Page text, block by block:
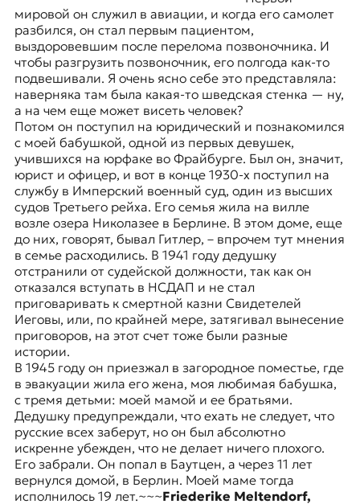
мировой он служил в авиации, и когда его самолет
разбился, он стал первым пациентом,
выздоровевшим после перелома позвоночника. И
чтобы разгрузить позвоночник, его полгода как-то
подвешивали. Я очень ясно себе это представляла:
наверняка там была какая-то шведская стенка — ну,
а на чем еще может висеть человек?
Потом он поступил на юридический и познакомился
с моей бабушкой, одной из первых девушек,
учившихся на юрфаке во Фрайбурге. Был он, значит,
юрист и офицер, и вот в конце 1930-х поступил на
службу в Имперский военный суд, один из высших
судов Третьего рейха. Его семья жила на вилле
возле озера Николазее в Берлине. В этом доме, еще
до них, говорят, бывал Гитлер, – впрочем тут мнения
в семье расходились. В 1941 году дедушку
отстранили от судейской должности, так как он
отказался вступать в НСДАП и не стал
приговаривать к смертной казни Свидетелей
Иеговы, или, по крайней мере, затягивал вынесение
приговоров, на этот счет тоже были разные
истории.
В 1945 году он приезжал в загородное поместье, где
в эвакуации жила его жена, моя любимая бабушка,
с тремя детьми: моей мамой и ее братьями.
Дедушку предупреждали, что ехать не следует, что
русские всех заберут, но он был абсолютно
искренне убежден, что не делает ничего плохого.
Его забрали. Он попал в Баутцен, а через 11 лет
вернулся домой, в Берлин. Моей маме тогда
исполнилось 19 лет.~~~Friederike Meltendorf,